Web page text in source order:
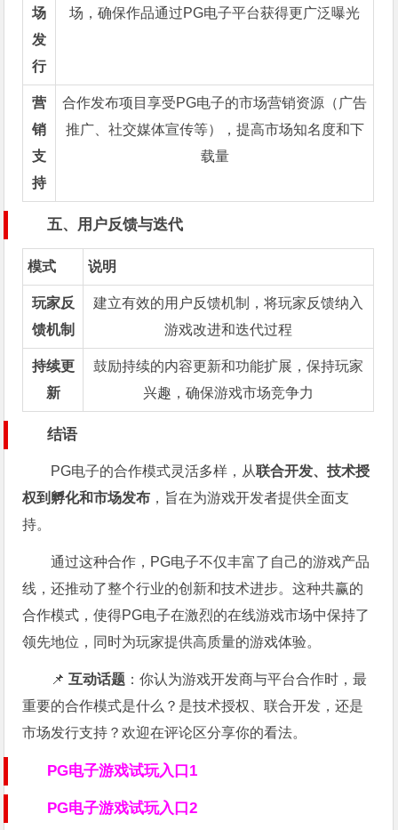
场
发
行
场，确保作品通过PG电子平台获得更广泛曝光
营
销
支
持
合作发布项目享受PG电子的市场营销资源（广告
推广、社交媒体宣传等），提高市场知名度和下
载量
五、用户反馈与迭代
模式 说明
玩家反
馈机制
建立有效的用户反馈机制，将玩家反馈纳入
游戏改进和迭代过程
持续更
新
鼓励持续的内容更新和功能扩展，保持玩家
兴趣，确保游戏市场竞争力
结语
PG电子的合作模式灵活多样，从联合开发、技术授
权到孵化和市场发布 ，旨在为游戏开发者提供全面支
持。
通过这种合作，PG电子不仅丰富了自己的游戏产品
线，还推动了整个行业的创新和技术进步。这种共赢的
合作模式，使得PG电子在激烈的在线游戏市场中保持了
领先地位，同时为玩家提供高质量的游戏体验。
📌互动话题 ：你认为游戏开发商与平台合作时，最
重要的合作模式是什么？是技术授权、联合开发，还是
市场发行支持？欢迎在评论区分享你的看法。
PG电子游戏试玩入口1
PG电子游戏试玩入口2